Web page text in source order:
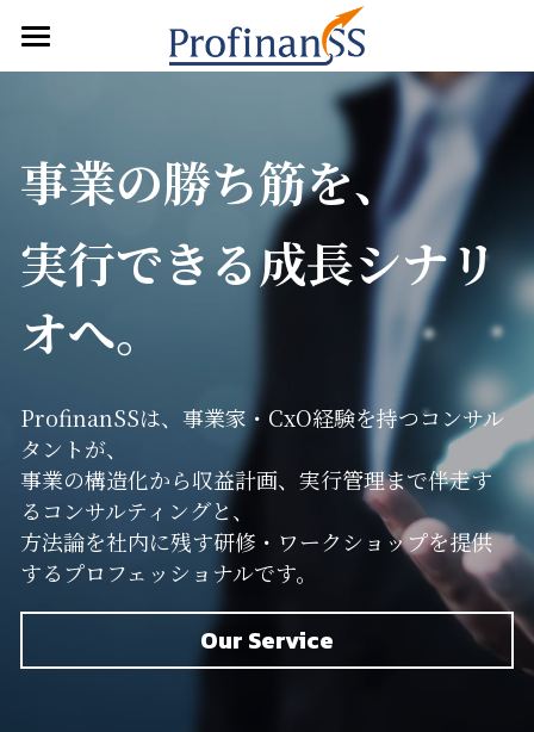
Home
About Us
CEO Message
サービス
コンサルティング
Entry Service
方法論
検索
日本語
日本語
お問い合わせ
事業の勝ち筋を、
実行できる成長シナリ
オへ。
ProfinanSSは、事業家・CxO経験を持つコンサル
タントが、
事業の構造化から収益計画、実行管理まで伴走す
るコンサルティングと、
方法論を社内に残す研修・ワークショップを提供
するプロフェッショナルです。
Our Service
ブログカテゴリー
INSIGHT